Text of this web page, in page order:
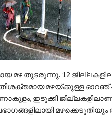
മഴ തുടരുന്നു. 12
മഴയ്ക്കുള്ള ഓറഞ്ച്
ഇടുക്കി